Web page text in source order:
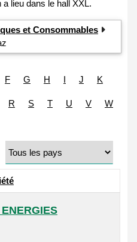
et Consommables
F G H I J K
R S T U V W